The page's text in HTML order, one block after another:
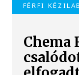
FÉRFI
Chema